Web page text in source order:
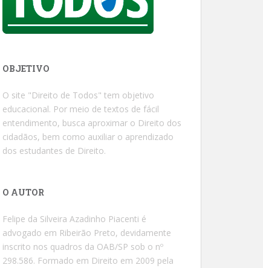
OBJETIVO
O site "Direito de Todos" tem objetivo
educacional. Por meio de textos de fácil
entendimento, busca aproximar o Direito dos
cidadãos, bem como auxiliar o aprendizado
dos estudantes de Direito.
O AUTOR
Felipe da Silveira Azadinho Piacenti é
advogado em Ribeirão Preto, devidamente
inscrito nos quadros da OAB/SP sob o nº
298.586. Formado em Direito em 2009 pela